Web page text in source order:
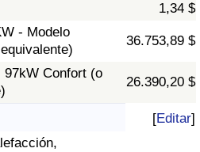
1,34 $
- Modelo
36.753,89 $
97kW Confort (o
26.390,20 $
[Editar]